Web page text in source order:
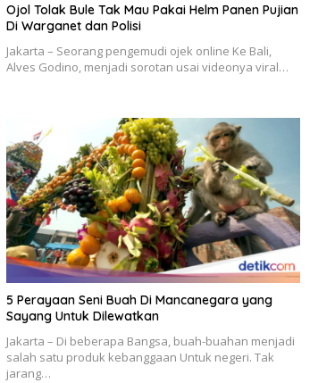
Ojol Tolak Bule Tak Mau Pakai Helm Panen Pujian
Di Warganet dan Polisi
Jakarta – Seorang pengemudi ojek online Ke Bali,
Alves Godino, menjadi sorotan usai videonya viral…
5 Perayaan Seni Buah Di Mancanegara yang
Sayang Untuk Dilewatkan
Jakarta – Di beberapa Bangsa, buah-buahan menjadi
salah satu produk kebanggaan Untuk negeri. Tak
jarang…